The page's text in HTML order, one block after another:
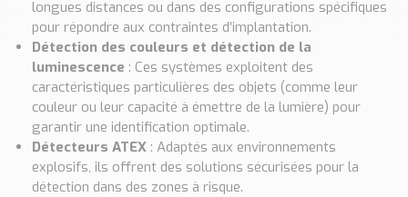
longues distances ou dans des configurations spécifiques
pour répondre aux contraintes d’implantation.
Détection des couleurs et détection de la
luminescence : Ces systèmes exploitent des
caractéristiques particulières des objets (comme leur
couleur ou leur capacité à émettre de la lumière) pour
garantir une identification optimale.
Détecteurs ATEX : Adaptés aux environnements
explosifs, ils offrent des solutions sécurisées pour la
détection dans des zones à risque.